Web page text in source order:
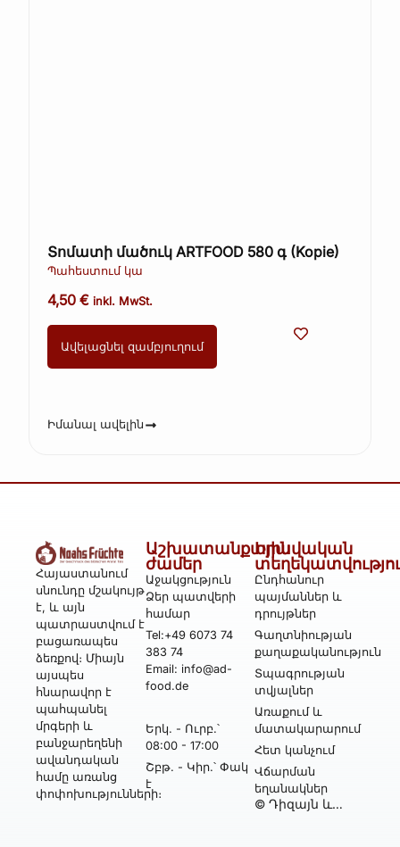
Տոմատի մածուկ ARTFOOD 580 գ (Kopie)
Պահեստում կա
4,50€ inkl. MwSt.
Ավելացնել զամբյուղում
Իմանալ ավելին
Հայաստանում
սնունդը մշակույթ
է, և այն
պատրաստվում է
բացառապես
ձեռքով։ Միայն
այսպես
հնարավոր է
պահպանել
մրգերի և
բանջարեղենի
ավանդական
համը առանց
փոփոխությունների։
Աշխատանքային
ժամեր
Աջակցություն
Ձեր պատվերի
համար
Tel:+49 6073 74
383 74
Email: info@ad-
food.de
Երկ․ - Ուրբ․՝
08:00 - 17:00
Շբթ․ - Կիր․՝ Փակ
է
Իրավական
Ընդհանուր
պայմաններ և
դրույթներ
Գաղտնիության
քաղաքականություն
Տպագրության
տվյալներ
Առաքում և
մատակարարում
Հետ կանչում
Վճարման
եղանակներ
© Դիզայն և